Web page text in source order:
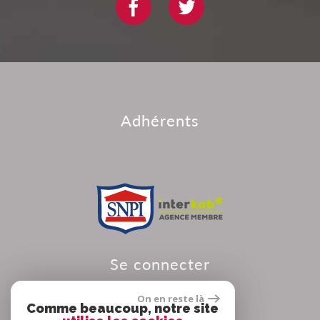
adhérents
se connecter
On en reste là
Comme beaucoup, notre site